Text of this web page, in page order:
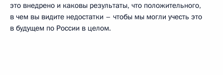
это внедрено и каковы результаты, что положительного,
в чем вы видите недостатки – чтобы мы могли учесть это
в будущем по России в целом.